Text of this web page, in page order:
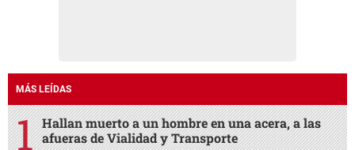
MÁS LEÍDAS
Hallan muerto a un hombre en una acera, a las
afueras de Vialidad y Transporte